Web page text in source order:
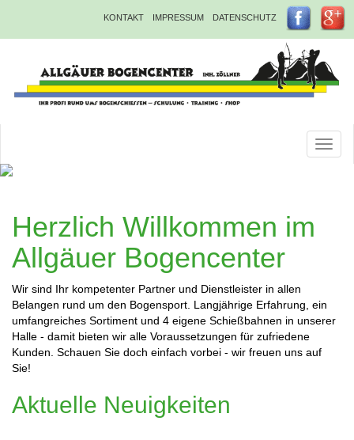
Inhalt
KONTAKT IMPRESSUM DATENSCHUTZ
Herzlich Willkommen im
Allgäuer Bogencenter
Wir sind Ihr kompetenter Partner und Dienstleister in allen
Belangen rund um den Bogensport. Langjährige Erfahrung, ein
umfangreiches Sortiment und 4 eigene Schießbahnen in unserer
Halle - damit bieten wir alle Voraussetzungen für zufriedene
Kunden. Schauen Sie doch einfach vorbei - wir freuen uns auf
Sie!
Aktuelle Neuigkeiten